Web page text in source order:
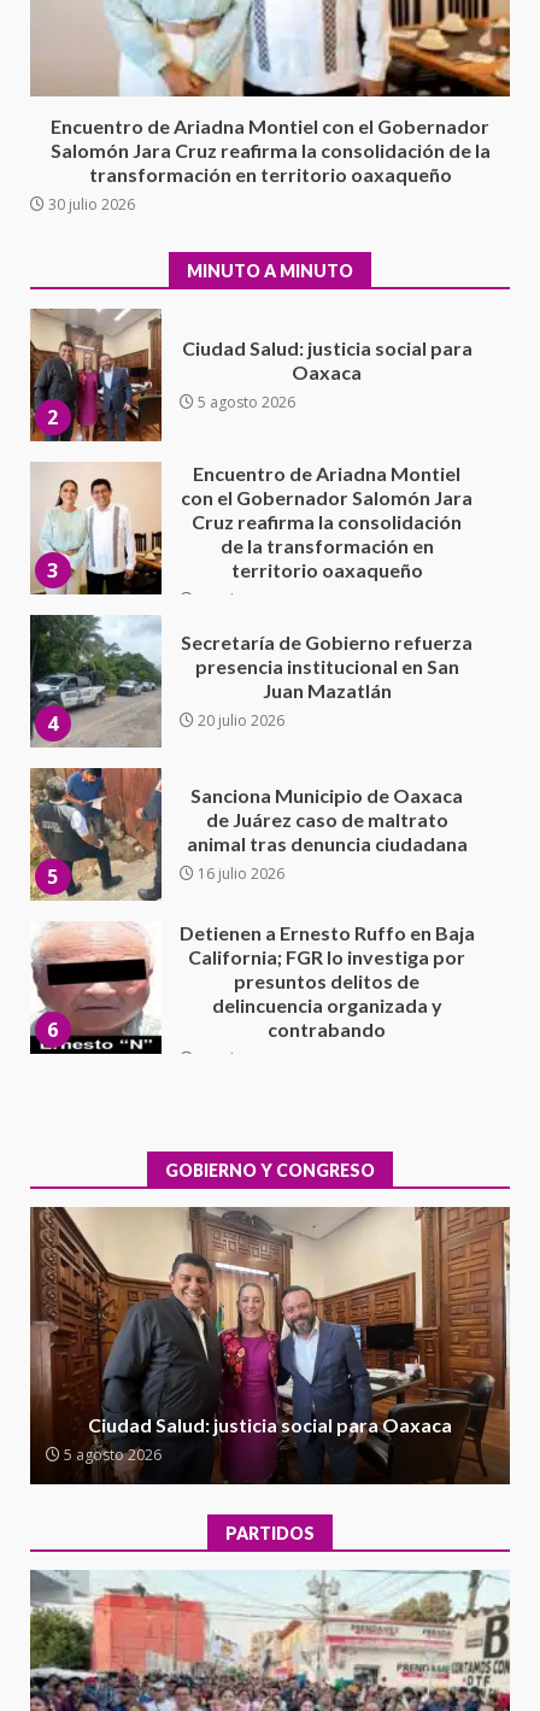
Encuentro de Ariadna Montiel con el Gobernador
Salomón Jara Cruz reafirma la consolidación de la
transformación en territorio oaxaqueño
30 julio 2026
MINUTO A MINUTO
Exhorta Poder Legislativo al
IEEPO y al Iocied a realizar una
evaluación técnica y estructural
integral de las instalaciones de la
Moisés Sáenz Garza
5 agosto 2026
5 agosto 2026
3
con el Gobernador Salomón Jara
Cruz reafirma la consolidación
de la transformación en
4
Secretaría de Gobierno refuerza
presencia institucional en San
Juan Mazatlán
20 julio 2026
5
Sanciona Municipio de Oaxaca
de Juárez caso de maltrato
animal tras denuncia ciudadana
16 julio 2026
6
California; FGR lo investiga por
presuntos delitos de
delincuencia organizada y
contrabando
7
Sin paso carretera Oaxaca-
Cuacnopalan
26 junio 2026
1
integral de las instalaciones de la
Escuela Secundaria General
Moisés Sáenz Garza
5 agosto 2026
2
Ciudad Salud: justicia social para
Oaxaca
5 agosto 2026
3
Encuentro de Ariadna Montiel
con el Gobernador Salomón Jara
Cruz reafirma la consolidación
de la transformación en
territorio oaxaqueño
30 julio 2026
4
presencia institucional en San
Juan Mazatlán
20 julio 2026
GOBIERNO Y CONGRESO
Ciudad Salud: justicia social para Oaxaca
5 agosto 2026
PARTIDOS